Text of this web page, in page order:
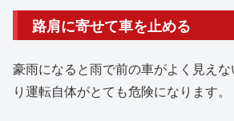
路肩に寄せて車を止める
豪雨になると雨で前の車がよく見え
り運転自体がとても危険になります。